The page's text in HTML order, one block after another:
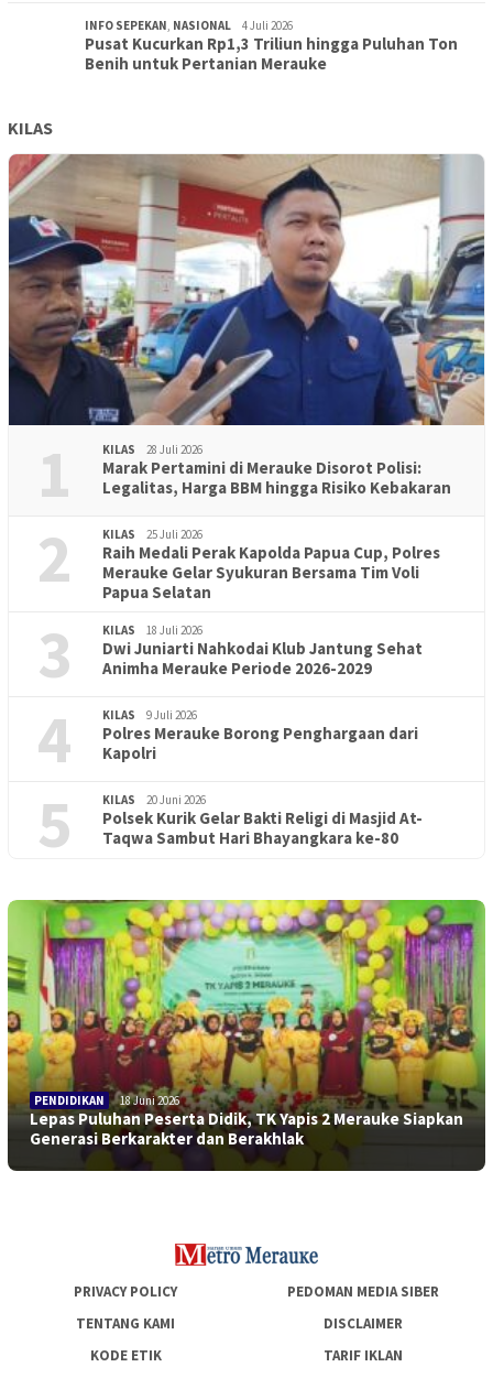
INFO SEPEKAN, NASIONAL 4 Juli 2026
Pusat Kucurkan Rp1,3 Triliun hingga Puluhan Ton
Benih untuk Pertanian Merauke
KILAS
1 KILAS 28 Juli 2026
Marak Pertamini di Merauke Disorot Polisi:
Legalitas, Harga BBM hingga Risiko Kebakaran
2 KILAS 25 Juli 2026
Raih Medali Perak Kapolda Papua Cup, Polres
Merauke Gelar Syukuran Bersama Tim Voli
Papua Selatan
3 KILAS 18 Juli 2026
Dwi Juniarti Nahkodai Klub Jantung Sehat
Animha Merauke Periode 2026-2029
4 KILAS 9 Juli 2026
Polres Merauke Borong Penghargaan dari
Kapolri
5 KILAS 20 Juni 2026
Polsek Kurik Gelar Bakti Religi di Masjid At-
Taqwa Sambut Hari Bhayangkara ke-80
PENDIDIKAN 18 Juni 2026
Lepas Puluhan Peserta Didik, TK Yapis 2 Merauke Siapkan
Generasi Berkarakter dan Berakhlak
PRIVACY POLICY
PEDOMAN MEDIA SIBER
TENTANG KAMI
DISCLAIMER
KODE ETIK
TARIF IKLAN